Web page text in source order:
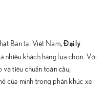
Bản tại Việt Nam,Đại lý
nhiều khách hàng lựa chọn. Với
tiêu chuẩn toàn cầu,
của mình trong phân khúc xe